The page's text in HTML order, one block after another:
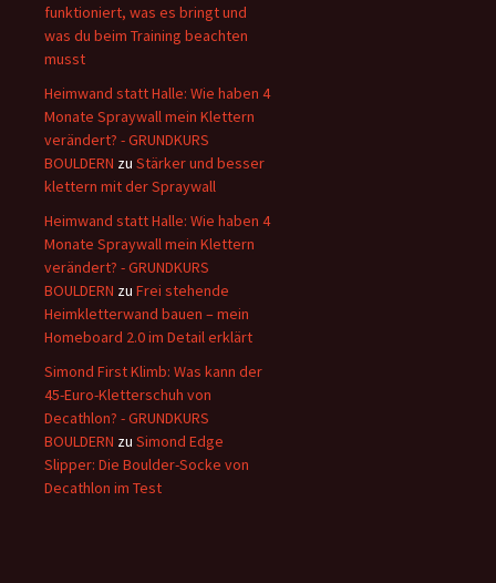
funktioniert, was es bringt und
was du beim Training beachten
musst
Heimwand statt Halle: Wie haben 4
Monate Spraywall mein Klettern
verändert? - GRUNDKURS
BOULDERN zu Stärker und besser
klettern mit der Spraywall
Heimwand statt Halle: Wie haben 4
Monate Spraywall mein Klettern
verändert? - GRUNDKURS
BOULDERN zu Frei stehende
Heimkletterwand bauen – mein
Homeboard 2.0 im Detail erklärt
Simond First Klimb: Was kann der
45-Euro-Kletterschuh von
Decathlon? - GRUNDKURS
BOULDERN zu Simond Edge
Slipper: Die Boulder-Socke von
Decathlon im Test